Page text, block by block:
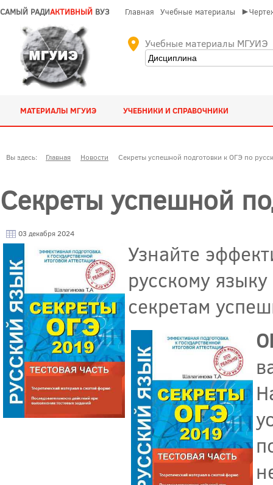
САМЫЙ РАДИАКТИВНЫЙ ВУЗ Главная Учебные материалы
Учебные материалы МГУИЭ
МАТЕРИАЛЫ МГУИЭ УЧЕБНИКИ И СПРАВОЧНИКИ
Вы здесь: Главная Новости Секреты успешной подготовки к ОГЭ по
Секреты успешной
03 декабря 2024
Узнайте
русскому
секретам